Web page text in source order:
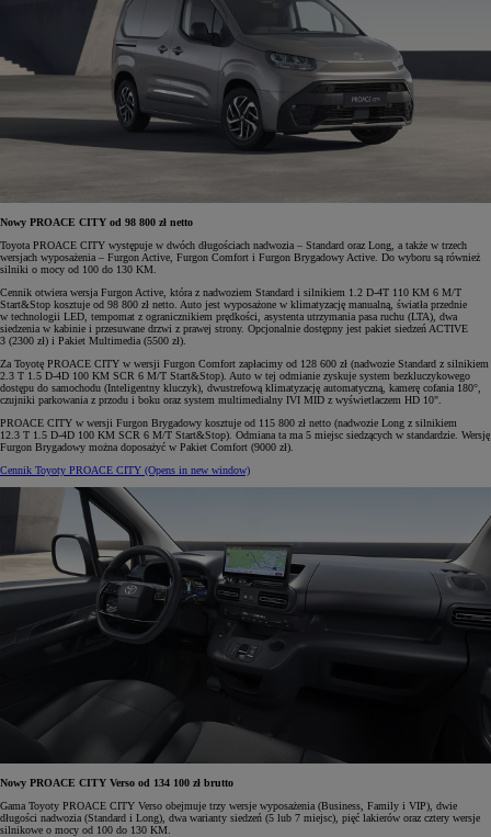
Nowy PROACE CITY od 98 800 zł netto
Toyota PROACE CITY występuje w dwóch długościach nadwozia – Standard oraz Long, a także w trzech
wersjach wyposażenia – Furgon Active, Furgon Comfort i Furgon Brygadowy Active. Do wyboru są również
silniki o mocy od 100 do 130 KM.
Cennik otwiera wersja Furgon Active, która z nadwoziem Standard i silnikiem 1.2 D-4T 110 KM 6 M/T
Start&Stop kosztuje od 98 800 zł netto. Auto jest wyposażone w klimatyzację manualną, światła przednie
w technologii LED, tempomat z ogranicznikiem prędkości, asystenta utrzymania pasa ruchu (LTA), dwa
siedzenia w kabinie i przesuwane drzwi z prawej strony. Opcjonalnie dostępny jest pakiet siedzeń ACTIVE
3 (2300 zł) i Pakiet Multimedia (5500 zł).
Za Toyotę PROACE CITY w wersji Furgon Comfort zapłacimy od 128 600 zł (nadwozie Standard z silnikiem
2.3 T 1.5 D-4D 100 KM SCR 6 M/T Start&Stop). Auto w tej odmianie zyskuje system bezkluczykowego
dostępu do samochodu (Inteligentny kluczyk), dwustrefową klimatyzację automatyczną, kamerę cofania 180°,
czujniki parkowania z przodu i boku oraz system multimedialny IVI MID z wyświetlaczem HD 10".
PROACE CITY w wersji Furgon Brygadowy kosztuje od 115 800 zł netto (nadwozie Long z silnikiem
12.3 T 1.5 D-4D 100 KM SCR 6 M/T Start&Stop). Odmiana ta ma 5 miejsc siedzących w standardzie. Wersję
Furgon Brygadowy można doposażyć w Pakiet Comfort (9000 zł).
Cennik Toyoty PROACE CITY (Opens in new window)
Nowy PROACE CITY Verso od 134 100 zł brutto
Gama Toyoty PROACE CITY Verso obejmuje trzy wersje wyposażenia (Business, Family i VIP), dwie
długości nadwozia (Standard i Long), dwa warianty siedzeń (5 lub 7 miejsc), pięć lakierów oraz cztery wersje
silnikowe o mocy od 100 do 130 KM.